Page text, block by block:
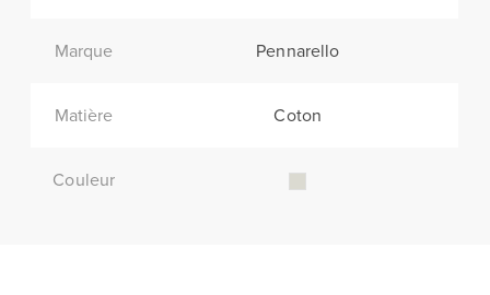
Marque Pennarello
Matière Coton
Couleur